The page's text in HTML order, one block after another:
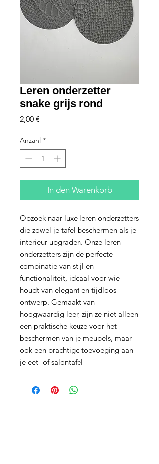
Leren onderzetter
snake grijs rond
2,00 €
Anzahl *
In den Warenkorb
Opzoek naar luxe leren onderzetters
die zowel je tafel beschermen als je
interieur upgraden. Onze leren
onderzetters zijn de perfecte
combinatie van stijl en
functionaliteit, ideaal voor wie
houdt van elegant en tijdloos
ontwerp. Gemaakt van
hoogwaardig leer, zijn ze niet alleen
een praktische keuze voor het
beschermen van je meubels, maar
ook een prachtige toevoeging aan
je eet- of salontafel